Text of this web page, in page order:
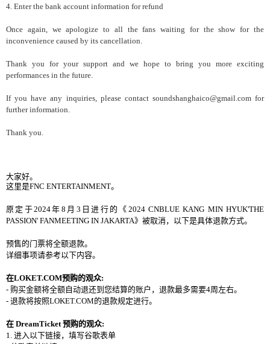
4. Enter the bank account information for refund
Once again, we apologize to all the fans waiting for the show for the
inconvenience caused by its cancellation.
Thank you for your support and we hope to bring you more exciting
performances in the future.
If you have any inquiries, please contact soundshanghaico@gmail.com for
further information.
Thank you.
大家好。
这里是FNC ENTERTAINMENT。
原定于2024年 8 月 3 日进 行的《 2024 CNBLUE KANG MIN HYUK'THE
PASSION' FANMEETING IN JAKARTA》被取消，以下是具体退款方式。
预售的门票将全额退款。
详细事项请参考以下内容。
在LOKET.COM预购的观众:
- 购买金额将全额自动退还到 您结算的账户 ，退款最多需要4周左右。
- 退款将按照LOKET.COM的退款规定进行。
在 DreamTicket预购的观众:
1. 进入以下链接， 填写谷歌表单